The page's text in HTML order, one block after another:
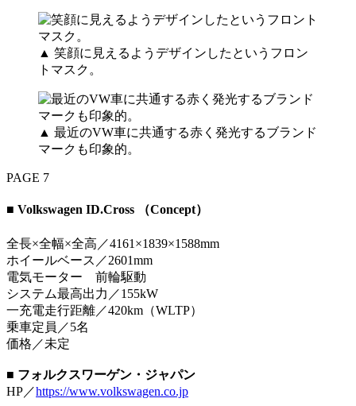
▲ 笑顔に見えるようデザインしたというフロン
トマスク。
▲ 最近のVW車に共通する赤く発光するブランド
マークも印象的。
PAGE 7
■ Volkswagen ID.Cross （Concept）
全長×全幅×全高／4161×1839×1588mm
ホイールベース／2601mm
電気モーター 前輪駆動
システム最高出力／155kW
一充電走行距離／420km（WLTP）
乗車定員／5名
価格／未定
■ フォルクスワーゲン・ジャパン
HP／https://www.volkswagen.co.jp